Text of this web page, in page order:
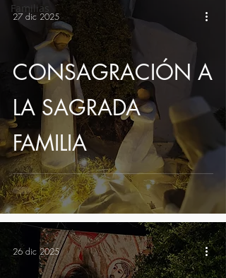
Familias
CONSAGRACIÓN A
LA SAGRADA
FAMILIA
27 dic 2025
26 dic 2025